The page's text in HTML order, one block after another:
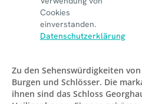
Zu den Sehenswürdigkeiten
Burgen und Schlösser. Die
ihnen sind das Schloss